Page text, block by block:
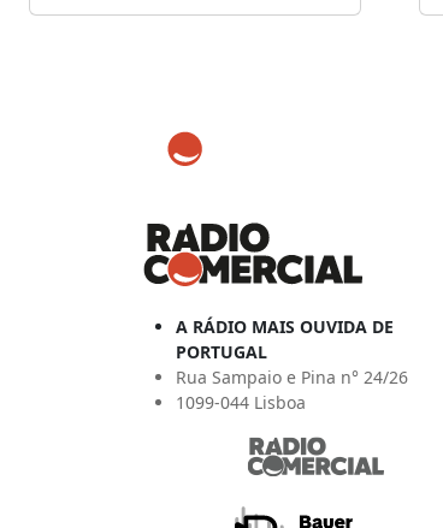
A RÁDIO MAIS OUVIDA DE
PORTUGAL
Rua Sampaio e Pina n° 24/26
1099-044 Lisboa